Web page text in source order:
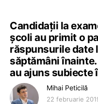
Candidații la
școli au primit o
răspunsurile date
săptămâni
au ajuns subiecte
Mihai Peticilă
22 februarie